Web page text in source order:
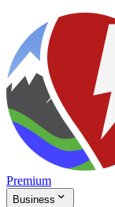
Premium
Business 